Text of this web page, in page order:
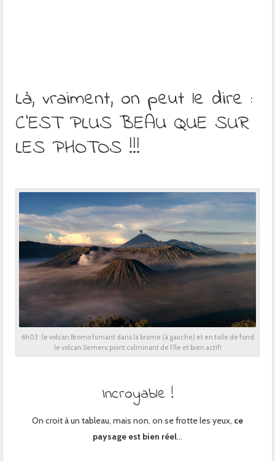
Là, vraiment, on peut le dire :
C’EST PLUS BEAU QUE SUR
LES PHOTOS !!!
6h03 : le volcan Bromo fumant dans la brume (à gauche) et en toile de fond
le volcan Semeru point culminant de l’île et bien actif!
Incroyable !
On croit à un tableau, mais non, on se frotte les yeux, ce
paysage est bien réel…